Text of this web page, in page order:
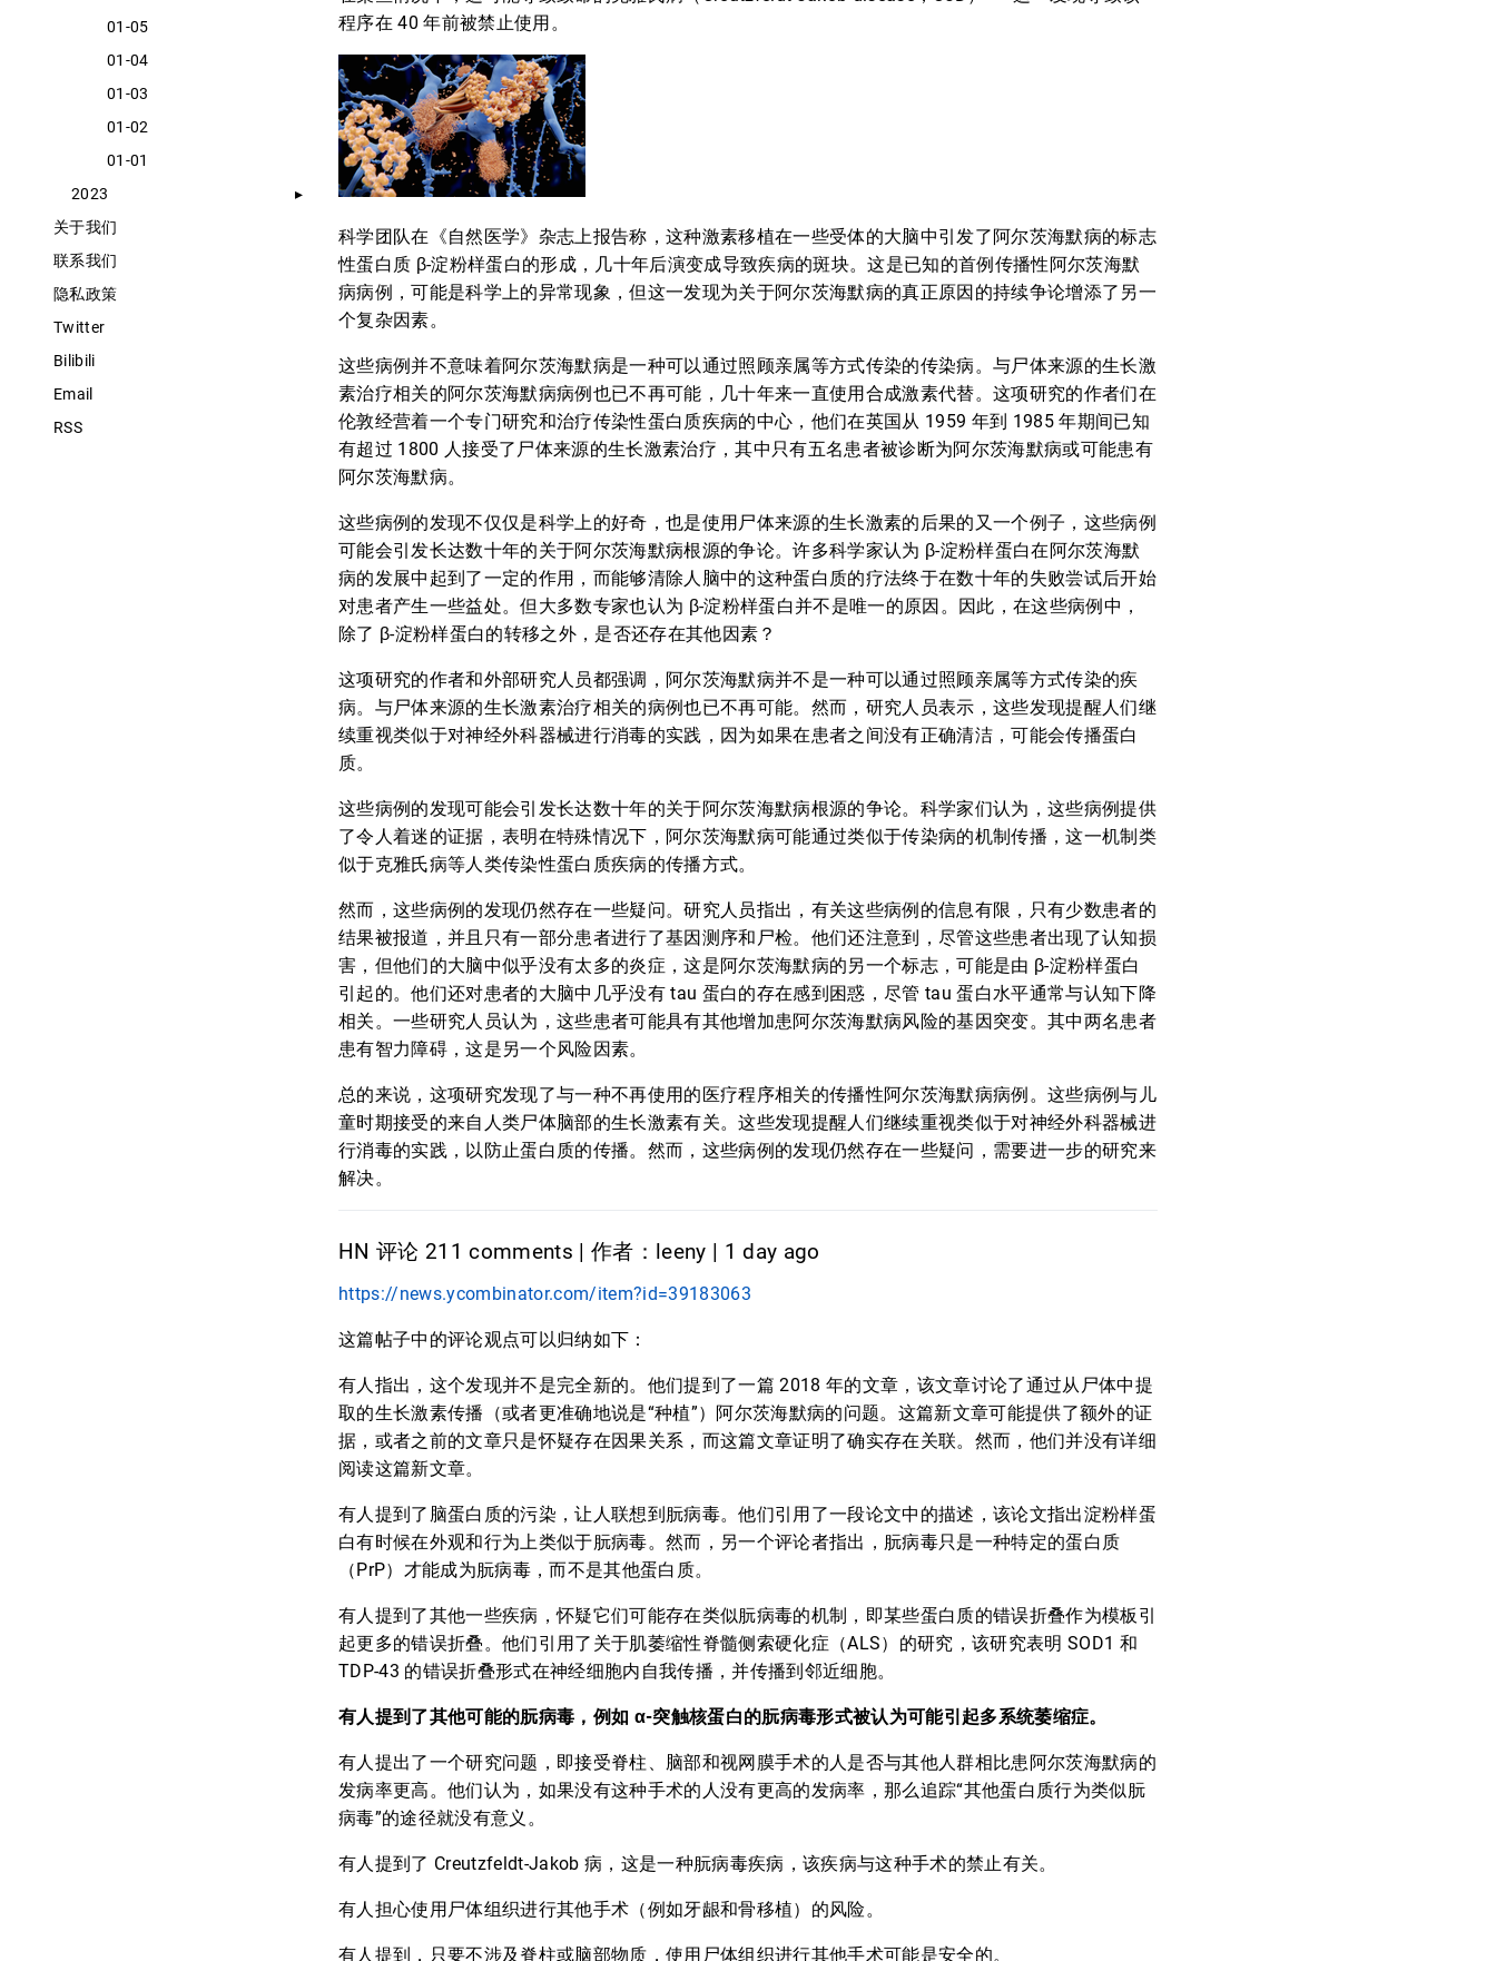
01-05
01-04
01-03
01-02
01-01
2023
关于我们
联系我们
隐私政策
Twitter
Bilibili
Email
RSS
程序在 40 年前被禁止使用。
科学团队在《自然医学》杂志上报告称，这种激素移植在一些受体的大脑中引发了阿尔茨海默病的标志
性蛋白质 β-淀粉样蛋白的形成，几十年后演变成导致疾病的斑块。这是已知的首例传播性阿尔茨海默
病病例，可能是科学上的异常现象，但这一发现为关于阿尔茨海默病的真正原因的持续争论增添了另一
个复杂因素。
这些病例并不意味着阿尔茨海默病是一种可以通过照顾亲属等方式传染的传染病。与尸体来源的生长激
素治疗相关的阿尔茨海默病病例也已不再可能，几十年来一直使用合成激素代替。这项研究的作者们在
伦敦经营着一个专门研究和治疗传染性蛋白质疾病的中心，他们在英国从 1959 年到 1985 年期间已知
有超过 1800 人接受了尸体来源的生长激素治疗，其中只有五名患者被诊断为阿尔茨海默病或可能患有
阿尔茨海默病。
这些病例的发现不仅仅是科学上的好奇，也是使用尸体来源的生长激素的后果的又一个例子，这些病例
可能会引发长达数十年的关于阿尔茨海默病根源的争论。许多科学家认为 β-淀粉样蛋白在阿尔茨海默
病的发展中起到了一定的作用，而能够清除人脑中的这种蛋白质的疗法终于在数十年的失败尝试后开始
对患者产生一些益处。但大多数专家也认为 β-淀粉样蛋白并不是唯一的原因。因此，在这些病例中，
除了 β-淀粉样蛋白的转移之外，是否还存在其他因素？
这项研究的作者和外部研究人员都强调，阿尔茨海默病并不是一种可以通过照顾亲属等方式传染的疾
病。与尸体来源的生长激素治疗相关的病例也已不再可能。然而，研究人员表示，这些发现提醒人们继
续重视类似于对神经外科器械进行消毒的实践，因为如果在患者之间没有正确清洁，可能会传播蛋白
质。
这些病例的发现可能会引发长达数十年的关于阿尔茨海默病根源的争论。科学家们认为，这些病例提供
了令人着迷的证据，表明在特殊情况下，阿尔茨海默病可能通过类似于传染病的机制传播，这一机制类
似于克雅氏病等人类传染性蛋白质疾病的传播方式。
然而，这些病例的发现仍然存在一些疑问。研究人员指出，有关这些病例的信息有限，只有少数患者的
结果被报道，并且只有一部分患者进行了基因测序和尸检。他们还注意到，尽管这些患者出现了认知损
害，但他们的大脑中似乎没有太多的炎症，这是阿尔茨海默病的另一个标志，可能是由 β-淀粉样蛋白
引起的。他们还对患者的大脑中几乎没有 tau 蛋白的存在感到困惑，尽管 tau 蛋白水平通常与认知下降
相关。一些研究人员认为，这些患者可能具有其他增加患阿尔茨海默病风险的基因突变。其中两名患者
患有智力障碍，这是另一个风险因素。
总的来说，这项研究发现了与一种不再使用的医疗程序相关的传播性阿尔茨海默病病例。这些病例与儿
童时期接受的来自人类尸体脑部的生长激素有关。这些发现提醒人们继续重视类似于对神经外科器械进
行消毒的实践，以防止蛋白质的传播。然而，这些病例的发现仍然存在一些疑问，需要进一步的研究来
解决。
HN 评论 211 comments | 作者：leeny | 1 day ago
https://news.ycombinator.com/item?id=39183063
这篇帖子中的评论观点可以归纳如下：
有人指出，这个发现并不是完全新的。他们提到了一篇 2018 年的文章，该文章讨论了通过从尸体中提
取的生长激素传播（或者更准确地说是“种植”）阿尔茨海默病的问题。这篇新文章可能提供了额外的证
据，或者之前的文章只是怀疑存在因果关系，而这篇文章证明了确实存在关联。然而，他们并没有详细
阅读这篇新文章。
有人提到了脑蛋白质的污染，让人联想到朊病毒。他们引用了一段论文中的描述，该论文指出淀粉样蛋
白有时候在外观和行为上类似于朊病毒。然而，另一个评论者指出，朊病毒只是一种特定的蛋白质
（PrP）才能成为朊病毒，而不是其他蛋白质。
有人提到了其他一些疾病，怀疑它们可能存在类似朊病毒的机制，即某些蛋白质的错误折叠作为模板引
起更多的错误折叠。他们引用了关于肌萎缩性脊髓侧索硬化症（ALS）的研究，该研究表明 SOD1 和
TDP-43 的错误折叠形式在神经细胞内自我传播，并传播到邻近细胞。
有人提到了其他可能的朊病毒，例如 α-突触核蛋白的朊病毒形式被认为可能引起多系统萎缩症。
有人提出了一个研究问题，即接受脊柱、脑部和视网膜手术的人是否与其他人群相比患阿尔茨海默病的
发病率更高。他们认为，如果没有这种手术的人没有更高的发病率，那么追踪“其他蛋白质行为类似朊
病毒”的途径就没有意义。
有人提到了 Creutzfeldt-Jakob 病，这是一种朊病毒疾病，该疾病与这种手术的禁止有关。
有人担心使用尸体组织进行其他手术（例如牙龈和骨移植）的风险。
有人提到，只要不涉及脊柱或脑部物质，使用尸体组织进行其他手术可能是安全的。